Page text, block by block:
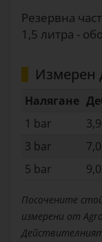
Резервна
1,5 литра -
Измерен
Налягане
1 bar
3 bar
5 bar
Посочените
измерени от